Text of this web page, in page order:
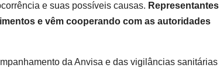
e suas possíveis causas.
e vêm cooperando com as autoridades
da Anvisa e das vigilâncias sanitárias